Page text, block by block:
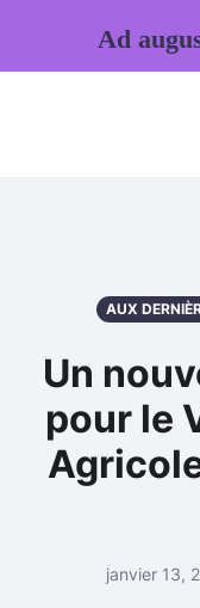
AUX
Un
pour le
janvier 13,
Ad